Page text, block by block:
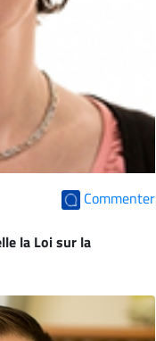
Commenter
la Loi sur la